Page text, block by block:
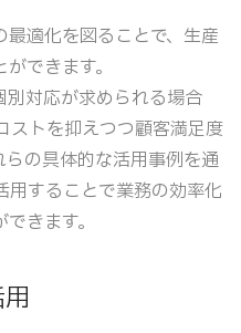
適化を図ることで、生産
できます。
別対応が求められる場合
ストを抑えつつ顧客満足度
の具体的な活用事例を通
用することで業務の効率化
きます。